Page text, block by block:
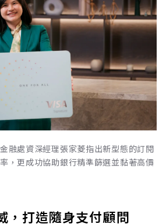
融處資深經理張家菱指出新型態的訂閱
，更成功協助銀行精準篩選並黏著高價
，打造隨身支付顧問